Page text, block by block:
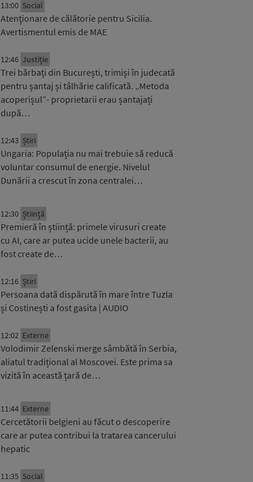
13:00 Social
Atenţionare de călătorie pentru Sicilia.
Avertismentul emis de MAE
12:46 Justiție
Trei bărbați din București, trimiși în judecată
pentru șantaj și tâlhărie calificată. „Metoda
acoperișul”- proprietarii erau șantajați
după…
12:43 Știri
Ungaria: Populația nu mai trebuie să reducă
voluntar consumul de energie. Nivelul
Dunării a crescut în zona centralei…
12:30 Știinţă
Premieră în știință: primele virusuri create
cu AI, care ar putea ucide unele bacterii, au
fost create de…
12:16 Știri
Persoana dată dispărută în mare între Tuzla
și Costinești a fost gasita | AUDIO
12:02 Externe
Volodimir Zelenski merge sâmbătă în Serbia,
aliatul tradițional al Moscovei. Este prima sa
vizită în această țară de…
11:44 Externe
Cercetătorii belgieni au făcut o descoperire
care ar putea contribui la tratarea cancerului
hepatic
11:35 Social